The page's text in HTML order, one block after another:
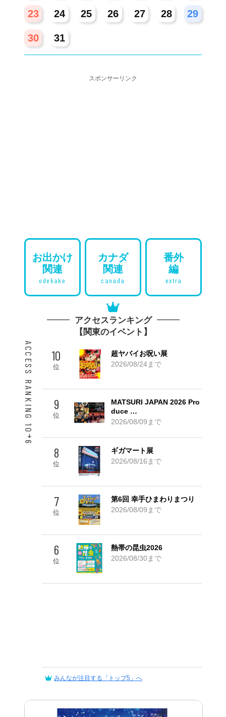
23 24 25 26 27 28 29
30 31
スポンサーリンク
お出かけ
関連
odekake
カナダ
関連
canada
番外
編
extra
アクセスランキング
【関東のイベント】
ACCESS RANKING 10
6
10
位
超ヤバイお呪い展
2026/08/24まで
9
位
MATSURI JAPAN 2026 Pro
duce …
2026/08/09まで
8
位
ギガマート展
2026/08/16まで
7
位
第6回 幸手ひまわりまつり
2026/08/09まで
6
位
熱帯の昆虫2026
2026/08/30まで
みんなが注目する「トップ5」へ